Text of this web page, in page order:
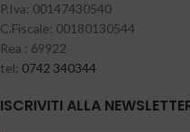
P.Iva: 00147430540
C.Fiscale: 00180130544
Rea : 69922
tel: 0742 340344
ISCRIVITI ALLA